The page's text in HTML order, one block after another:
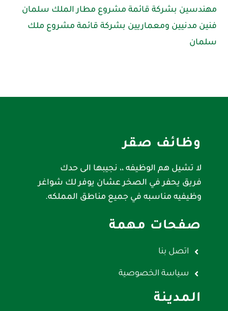
مهندسين بشركة قائمة مشروع مطار الملك سلمان
فنين مدنيين ومعماريين بشركة قائمة مشروع ملك
سلمان
وظائف صقر
لا تشيل هم الوظيفه ،، نجيبها الى حدك
فريق يحفر في الصخر عشان يوفر لك شواغر
وظيفيه مناسبه في جميع مناطق المملكه.
صفحات مهمة
اتصل بنا
سياسة الخصوصية
المدينة